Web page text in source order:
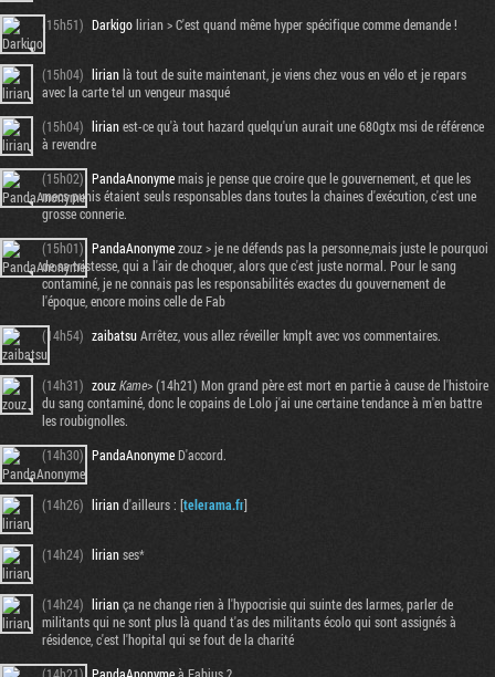
(15h51) Darkigolirian > C'est quand même hyper spécifique comme demande !
(15h04) lirianlà tout de suite maintenant, je viens chez vous en vélo et je repars
avec la carte tel un vengeur masqué
(15h04) lirianest-ce qu'à tout hazard quelqu'un aurait une 680gtx msi de référence
à revendre
(15h02) PandaAnonymemais je pense que croire que le gouvernement, et que les
mecs punis étaient seuls responsables dans toutes la chaines d'exécution, c'est une
grosse connerie.
(15h01) PandaAnonymezouz > je ne défends pas la personne,mais juste le pourquoi
de sa tristesse, qui a l'air de choquer, alors que c'est juste normal. Pour le sang
contaminé, je ne connais pas les responsabilités exactes du gouvernement de
l'époque, encore moins celle de Fab
(14h54) zaibatsuArrêtez, vous allez réveiller kmplt avec vos commentaires.
(14h31) zouzKame> (14h21) Mon grand père est mort en partie à cause de l'histoire
du sang contaminé, donc le copains de Lolo j'ai une certaine tendance à m'en battre
les roubignolles.
(14h30) PandaAnonymeD'accord.
(14h26) liriand'ailleurs : [telerama.fr]
(14h24) lirianses*
(14h24) liriança ne change rien à l'hypocrisie qui suinte des larmes, parler de
militants qui ne sont plus là quand t'as des militants écolo qui sont assignés à
résidence, c'est l'hopital qui se fout de la charité